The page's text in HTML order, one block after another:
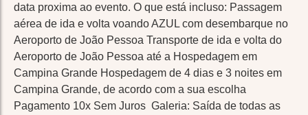
data proxima ao evento. O que está incluso: Passagem
aérea de ida e volta voando AZUL com desembarque no
Aeroporto de João Pessoa Transporte de ida e volta do
Aeroporto de João Pessoa até a Hospedagem em
Campina Grande Hospedagem de 4 dias e 3 noites em
Campina Grande, de acordo com a sua escolha
Pagamento 10x Sem Juros Galeria: Saída de todas as